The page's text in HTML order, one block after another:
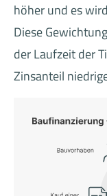
höher und es
Diese
der Laufzeit der
Zinsanteil